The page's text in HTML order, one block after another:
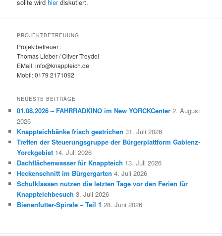
sollte wird hierdiskutiert.
PROJEKTBETREUUNG
Projektbetreuer :
Thomas Lieber / Oliver Treydel
EMail: info@knappteich.de
Mobil: 0179 2171092
NEUESTE BEITRÄGE
01.08.2026 – FAHRRADKINO im New YORCKCenter 2. August
2026
Knappteichbänke frisch gestrichen 31. Juli 2026
Treffen der Steuerungsgruppe der Bürgerplattform Gablenz-
Yorckgebiet 14. Juli 2026
Dachflächenwasser für Knappteich 13. Juli 2026
Heckenschnitt im Bürgergarten 4. Juli 2026
Schulklassen nutzen die letzten Tage vor den Ferien für
Knappteichbesuch 3. Juli 2026
Bienenfutter-Spirale – Teil 1 28. Juni 2026